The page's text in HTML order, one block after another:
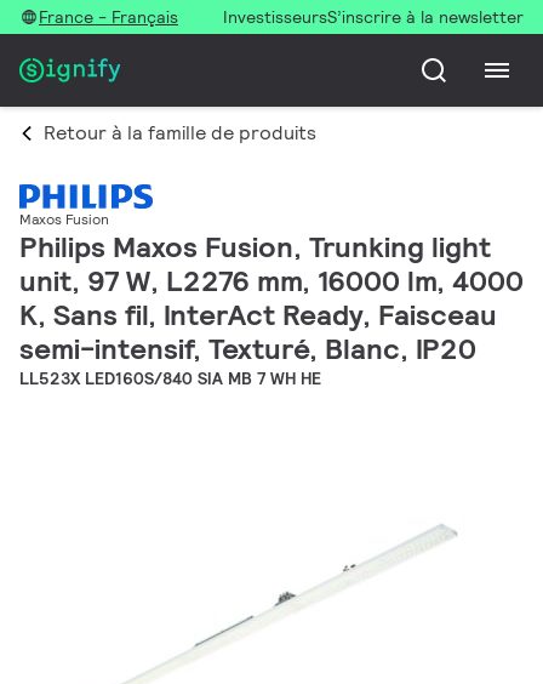
France - Français InvestisseursS’inscrire à la newsletter
Retour à la famille de produits
Maxos Fusion
Philips Maxos Fusion, Trunking light
unit, 97 W, L2276 mm, 16000 lm, 4000
K, Sans fil, InterAct Ready, Faisceau
semi-intensif, Texturé, Blanc, IP20
LL523X LED160S/840 SIA MB 7 WH HE